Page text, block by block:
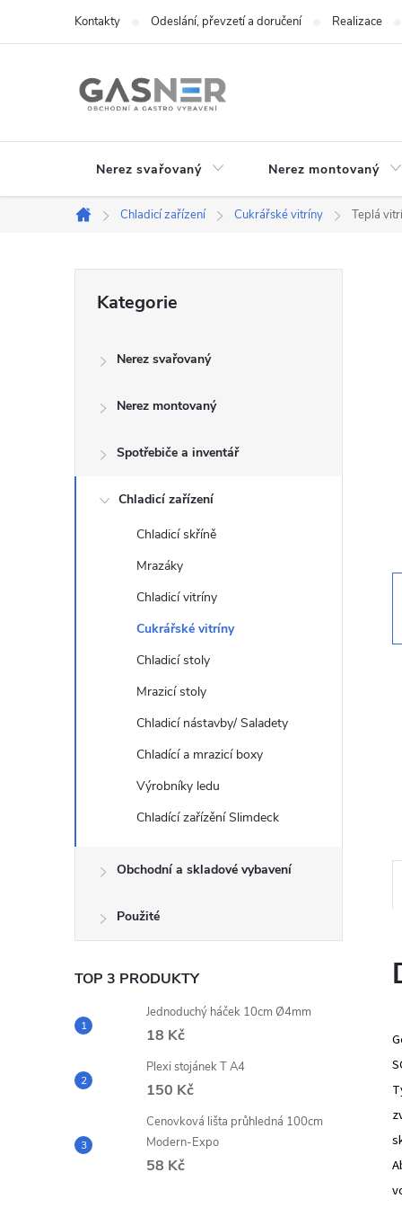
Kontakty Odeslání, převzetí a doručení Realizace
Nerez svařovaný Nerez montovaný
Domů
Chladicí zařízení Cukrářské vitríny Teplá
r
kategorie
Kategorie
Nerez svařovaný
Nerez montovaný
Spotřebiče a inventář
Chladicí zařízení
Chladicí skříně
Mrazáky
Chladicí vitríny
Cukrářské vitríny
Chladicí stoly
Mrazicí stoly
Chladicí nástavby/ Saladety
Chladící a mrazicí boxy
Výrobníky ledu
Chladící zařízění Slimdeck
Obchodní a skladové vybavení
Použité
TOP 3 PRODUKTY
Jednoduchý háček 10cm Ø4mm
18 Kč
Plexi stojánek T A4
150 Kč
Cenovková lišta průhledná 100cm
Modern-Expo
58 Kč